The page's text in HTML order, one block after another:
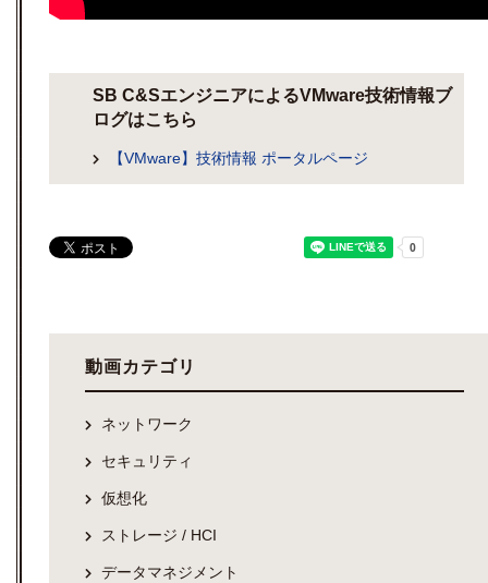
SB C&SエンジニアによるVMware技術情報ブ
ログはこちら
【VMware】技術情報 ポータルページ
動画カテゴリ
ネットワーク
セキュリティ
仮想化
ストレージ / HCI
データマネジメント